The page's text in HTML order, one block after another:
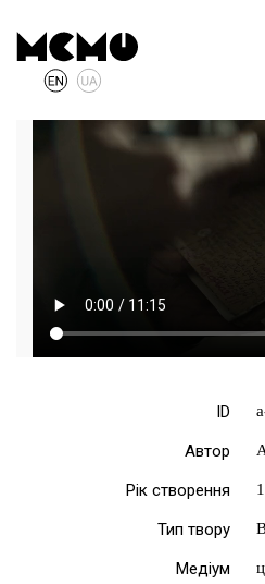
ID
Автор
Рік створення
Тип твору
Медіум